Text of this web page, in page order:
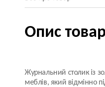
Опис
Журнальний столик із
меблів, який відмінно